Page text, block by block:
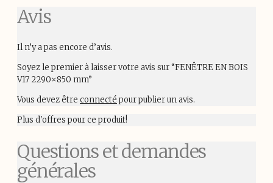
Avis
Il n’y a pas encore d’avis.
Soyez le premier à laisser votre avis sur “FENÊTRE EN BOIS
V17 2290×850 mm”
Vous devez être connectépour publier un avis.
Plus d'offres pour ce produit!
Questions et demandes
générales